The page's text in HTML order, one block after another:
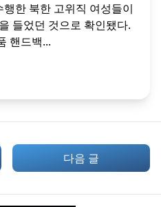
한 북한 고위직 여성들이
들었던 것으로 확인됐다.
핸드백...
다음 글